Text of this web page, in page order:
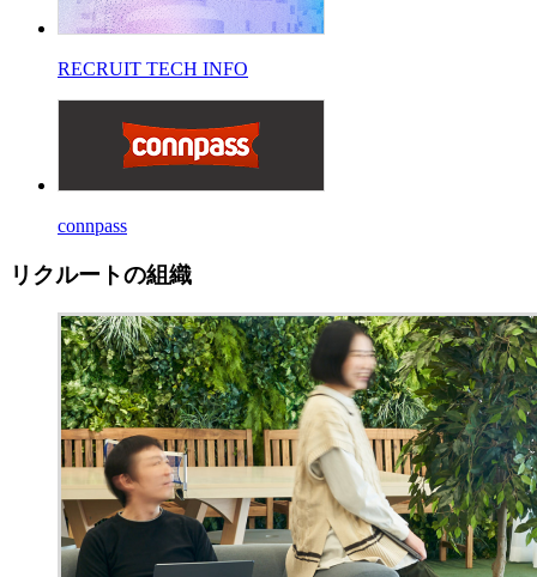
RECRUIT TECH INFO
connpass
リクルートの組織